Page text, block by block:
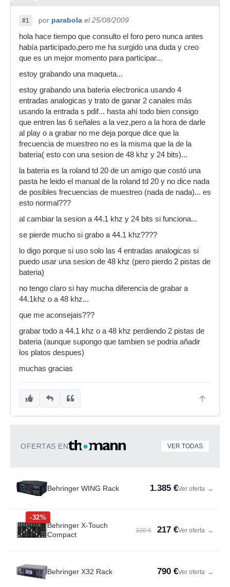
#1 por parabola el 25/08/2009
hola hace tiempo que consulto el foro pero nunca antes
había participado,pero me ha surgido una duda y creo
que es un mejor momento para participar...
estoy grabando una maqueta...
estoy grabando una bateria electronica usando 4
entradas analogicas y trato de ganar 2 canales más
usando la entrada s pdif... hasta ahí todo bien consigo
que entren las 6 señales a la vez,pero a la hora de darle
al play o a grabar no me deja porque dice que la
frecuencia de muestreo no es la misma que la de la
bateria( esto con una sesion de 48 khz y 24 bits)...
la bateria es la roland td 20 de un amigo que costó una
pasta he leido el manual de la roland td 20 y no dice nada
de posibles frecuencias de muestreo (nada de nada)... es
esto normal???
al cambiar la sesion a 44.1 khz y 24 bits si funciona...
se pierde mucho si grabo a 44.1 khz????
lo digo porque si uso solo las 4 entradas analogicas si
puedo usar una sesion de 48 khz (pero pierdo 2 pistas de
bateria)
no tengo claro si hay mucha diferencia de grabar a
44.1khz o a 48 khz...
que me aconsejais???
grabar todo a 44.1 khz o a 48 khz perdiendo 2 pistas de
bateria (aunque supongo que tambien se podria añadir
los platos despues)
muchas gracias
OFERTAS EN VER TODAS
Behringer WING Rack 1.385 €Ver oferta →
-32%
Behringer X-Touch
Compact
320 € 217 €Ver oferta →
Behringer X32 Rack 790 €Ver oferta →